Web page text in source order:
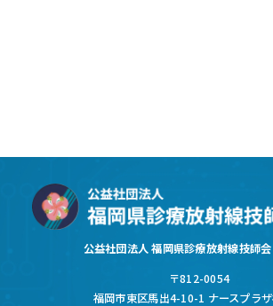
公益社団法人 福岡県診療放射線技師
〒812-0054
福岡市東区馬出4-10-1 ナースプラ